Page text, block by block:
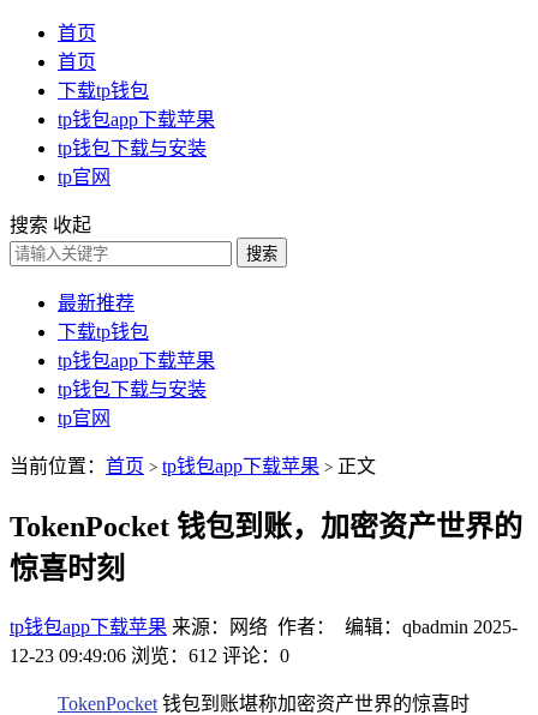
首页
首页
下载tp钱包
tp钱包app下载苹果
tp钱包下载与安装
tp官网
搜索 收起
搜索
最新推荐
下载tp钱包
tp钱包app下载苹果
tp钱包下载与安装
tp官网
当前位置： 首页 > tp钱包app下载苹果 > 正文
TokenPocket 钱包到账，加密资产世界的
惊喜时刻
tp钱包app下载苹果 来源：网络 作者： 编辑：qbadmin 2025-
12-23 09:49:06 浏览：612 评论：0
TokenPocket 钱包到账堪称加密资产世界的惊喜时